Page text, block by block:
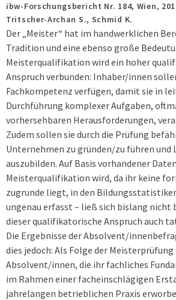
ibw-Forschungsbericht Nr. 184, Wien,
Tritscher-Archan S., Schmid K.
Der „Meister“ hat im handwerklichen
Tradition und eine ebenso große
Meisterqualifikation wird ein hoher
Anspruch verbunden: Inhaber/innen
Fachkompetenz verfügen, damit sie in
Durchführung komplexer Aufgaben,
vorhersehbaren Herausforderungen,
Zudem sollen sie durch die Prüfung
Unternehmen zu gründen/zu führen und
auszubilden. Auf Basis vorhandener
Meisterqualifikation wird, da ihr keine
zugrunde liegt, in den
ungenau erfasst – ließ sich bislang nicht
dieser qualifikatorische Anspruch auch
Die Ergebnisse der Absolvent/
dies jedoch: Als Folge der
Absolvent/innen, die ihr fachliches
im Rahmen einer facheinschlägigen
jahrelangen betrieblichen Praxis